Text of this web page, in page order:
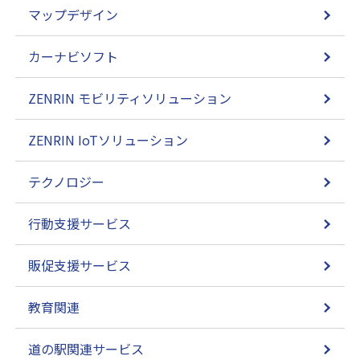
マップデザイン
カーナビソフト
ZENRIN モビリティソリューション
ZENRIN IoTソリューション
テクノロジー
行動支援サービス
販促支援サービス
教育関連
道の駅関連サービス